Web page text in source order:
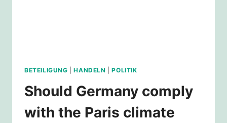
BETEILIGUNG |HANDELN |POLITIK
Should Germany comply
with the Paris climate